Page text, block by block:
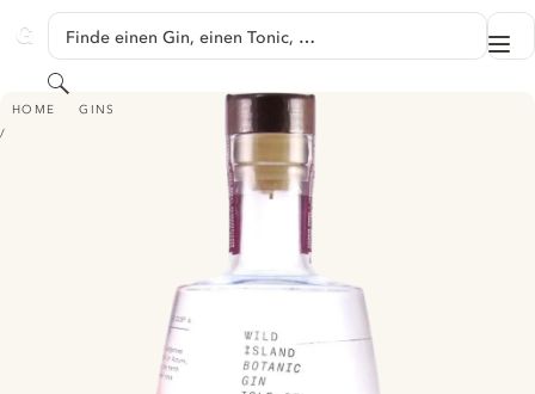
GINVENTORY
Finde einen Gin, einen Tonic, …
Suchen
HOME GINS
WILD ISLAND BOTANICAL GIN - SACRED TREE